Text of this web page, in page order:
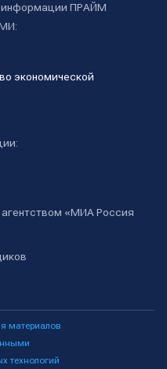
информации ПРАЙМ
экономической
«МИА Россия
материалов
технологий